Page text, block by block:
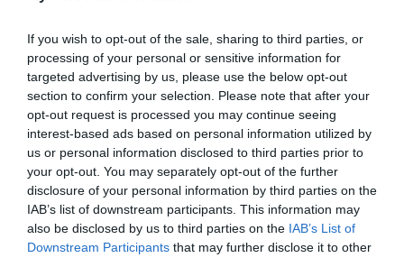
If you wish to opt-out of the sale, sharing to third parties, or
processing of your personal or sensitive information for
targeted advertising by us, please use the below opt-out
section to confirm your selection. Please note that after your
opt-out request is processed you may continue seeing
interest-based ads based on personal information utilized by
us or personal information disclosed to third parties prior to
your opt-out. You may separately opt-out of the further
disclosure of your personal information by third parties on the
IAB’s list of downstream participants. This information may
also be disclosed by us to third parties on the IAB’s List of
Downstream Participants that may further disclose it to other
ΠΕΡΙΣΣΟΤΕΡΕΣ ΕΙΔΗΣΕΙΣ